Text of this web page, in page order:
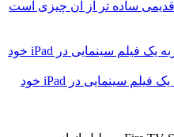
ساده تر از آن چیزی است
من بالاخره راهی برای تجربه یک فیلم سینمایی در iPad خود